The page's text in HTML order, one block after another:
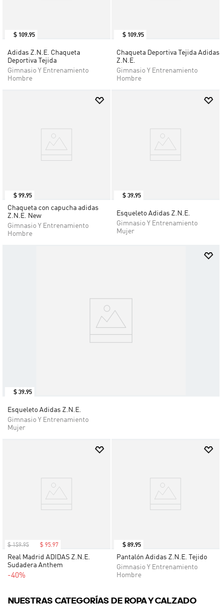
$ 109.95
Adidas Z.N.E. Chaqueta
Deportiva Tejida
Gimnasio Y Entrenamiento
Hombre
$ 109.95
Chaqueta Deportiva Tejida Adidas
Z.N.E.
Gimnasio Y Entrenamiento
Hombre
$ 99.95
Chaqueta con capucha adidas
Z.N.E. New
Gimnasio Y Entrenamiento
Hombre
$ 39.95
Esqueleto Adidas Z.N.E.
Gimnasio Y Entrenamiento
Mujer
$ 39.95
Esqueleto Adidas Z.N.E.
Gimnasio Y Entrenamiento
Mujer
$ 159.95 $ 95.97
Real Madrid ADIDAS Z.N.E.
Sudadera Anthem
-40%
$ 89.95
Pantalón Adidas Z.N.E. Tejido
Gimnasio Y Entrenamiento
Hombre
NUESTRAS CATEGORÍAS DE ROPA Y CALZADO